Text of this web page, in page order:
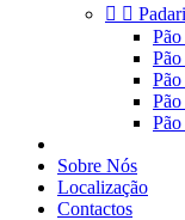
 
Sobre Nós
Localização
Contactos